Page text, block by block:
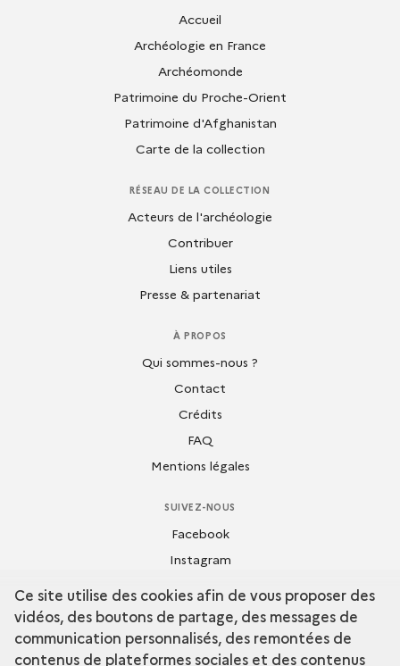
Accueil
Archéologie en France
Archéomonde
Patrimoine du Proche-Orient
Patrimoine d'Afghanistan
Carte de la collection
RÉSEAU DE LA COLLECTION
Acteurs de l'archéologie
Contribuer
Liens utiles
Presse & partenariat
À PROPOS
Qui sommes-nous ?
Contact
Crédits
FAQ
Mentions légales
SUIVEZ-NOUS
Facebook
Instagram
Dailymotion
Youtube
Ce site utilise des cookies afin de vous proposer des
vidéos, des boutons de partage, des messages de
communication personnalisés, des remontées de
contenus de plateformes sociales et des contenus